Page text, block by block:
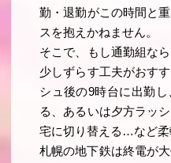
勤・退勤がこの時間と
スを抱えかねません。
そこで、もし通勤組な
少しずらす工夫がおす
シュ後の9時台に出勤
る、あるいは夕方ラッ
宅に切り替える…など柔
札幌の地下鉄は終電が